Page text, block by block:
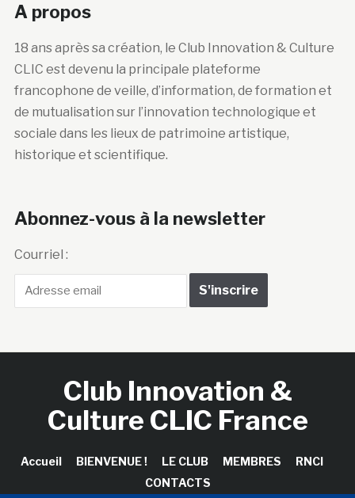
A propos
18 ans après sa création, le Club Innovation & Culture
CLIC est devenu la principale plateforme
francophone de veille, d’information, de formation et
de mutualisation sur l’innovation technologique et
sociale dans les lieux de patrimoine artistique,
historique et scientifique.
Abonnez-vous à la newsletter
Courriel :
Club Innovation &
Culture CLIC France
Accueil BIENVENUE ! LE CLUB MEMBRES
RNCI
CONTACTS